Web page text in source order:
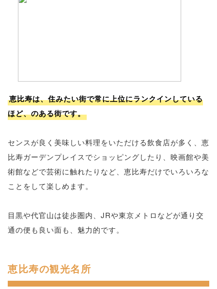
恵比寿は、住みたい街で常に上位にランクインしている
ほど、のある街です。
センスが良く美味しい料理をいただける飲食店が多く、恵
比寿ガーデンプレイスでショッピングしたり、映画館や美
術館などで芸術に触れたりなど、恵比寿だけでいろいろな
ことをして楽しめます。
目黒や代官山は徒歩圏内、JRや東京メトロなどが通り交
通の便も良い面も、魅力的です。
恵比寿の観光名所